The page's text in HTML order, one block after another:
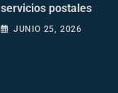
servicios postales
JUNIO 25, 2026